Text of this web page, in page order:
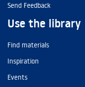
Send Feedback
Use the library
Find materials
Inspiration
Events